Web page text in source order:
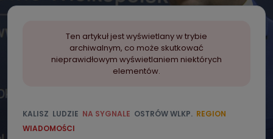
Ten artykuł jest wyświetlany w trybie
archiwalnym, co może skutkować
nieprawidłowym wyświetlaniem niektórych
elementów.
KALISZ LUDZIE NA SYGNALE OSTRÓW WLKP. REGION
WIADOMOŚCI